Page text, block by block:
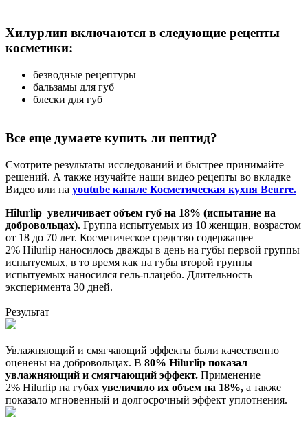
Хилурлип включаются в следующие рецепты
косметики:
безводные рецептуры
бальзамы для губ
блески для губ
Все еще думаете купить ли пептид?
Смотрите результаты исследований и быстрее принимайте
решений. А также изучайте наши видео рецепты во вкладке
Видео или на youtube канале Косметическая кухня Beurre.
Hilurlip увеличивает объем губ на 18% (испытание на
добровольцах). Группа испытуемых из 10 женщин, возрастом
от 18 до 70 лет. Косметическое средство содержащее
2% Hilurlip наносилось дважды в день на губы первой группы
испытуемых, в то время как на губы второй группы
испытуемых наносился гель-плацебо. Длительность
эксперимента 30 дней.
Результат
Увлажняющий и смягчающий эффекты были качественно
оценены на добровольцах. В 80% Hilurlip показал
увлажняющий и смягчающий эффект. Применение
2% Hilurlip на губах увеличило их объем на 18%, а также
показало мгновенный и долгосрочный эффект уплотнения.